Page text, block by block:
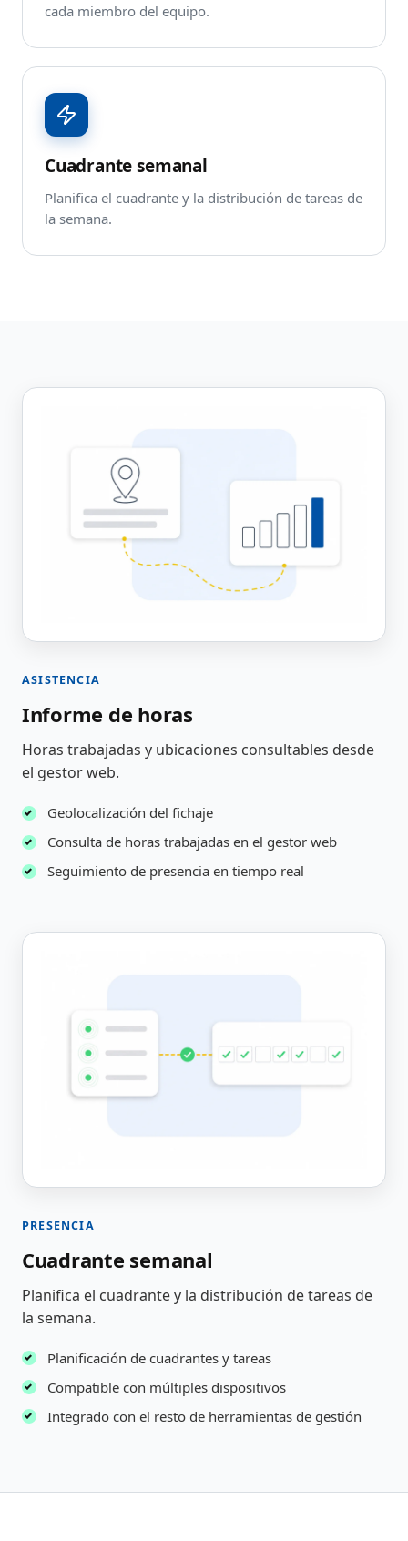
cada miembro del equipo.
Cuadrante semanal
Planifica el cuadrante y la distribución de tareas de
la semana.
ASISTENCIA
Informe de horas
Horas trabajadas y ubicaciones consultables desde
el gestor web.
Geolocalización del fichaje
Consulta de horas trabajadas en el gestor web
Seguimiento de presencia en tiempo real
PRESENCIA
Cuadrante semanal
Planifica el cuadrante y la distribución de tareas de
la semana.
Planificación de cuadrantes y tareas
Compatible con múltiples dispositivos
Integrado con el resto de herramientas de gestión